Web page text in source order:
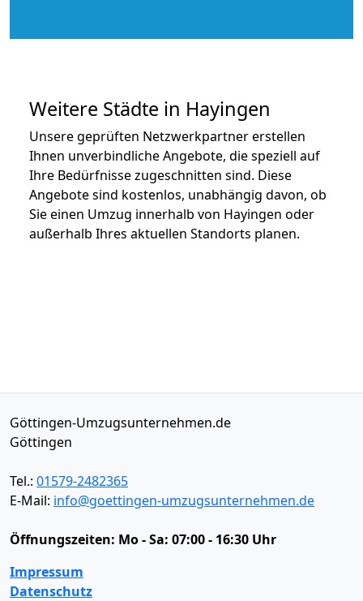
Weitere Städte in Hayingen
Unsere geprüften Netzwerkpartner erstellen
Ihnen unverbindliche Angebote, die speziell auf
Ihre Bedürfnisse zugeschnitten sind. Diese
Angebote sind kostenlos, unabhängig davon, ob
Sie einen Umzug innerhalb von Hayingen oder
außerhalb Ihres aktuellen Standorts planen.
Göttingen-Umzugsunternehmen.de
Göttingen
Tel.: 01579-2482365
E-Mail: info@goettingen-umzugsunternehmen.de
Öffnungszeiten: Mo - Sa: 07:00 - 16:30 Uhr
Impressum
Datenschutz